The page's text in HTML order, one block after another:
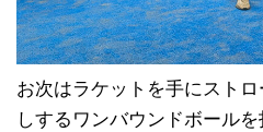
お次はラケットを手にスト
しするワンバウンドボールを